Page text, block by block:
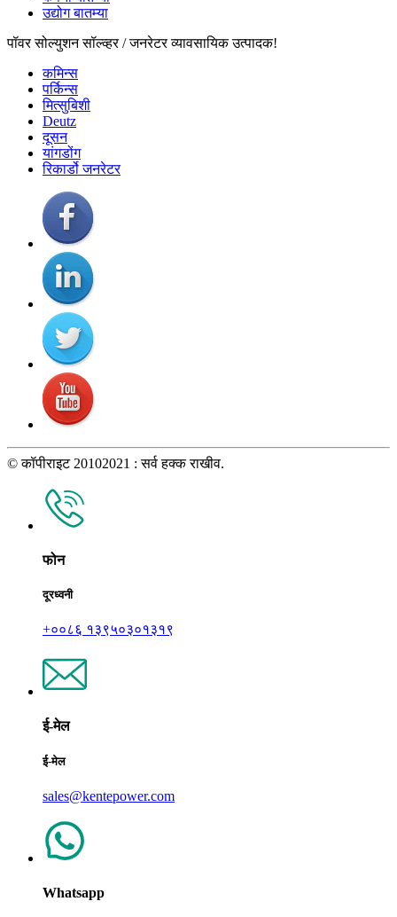
उद्योग बातम्या
पॉवर सोल्युशन सॉल्व्हर / जनरेटर व्यावसायिक उत्पादक!
कमिन्स
पर्किन्स
मित्सुबिशी
Deutz
दूसन
यांगडोंग
रिकार्डो जनरेटर
© कॉपीराइट 20102021 : सर्व हक्क राखीव.
फोन
दूरध्वनी
+००८६ १३९५०३०१३१९
ई-मेल
ई-मेल
sales@kentepower.com
Whatsapp